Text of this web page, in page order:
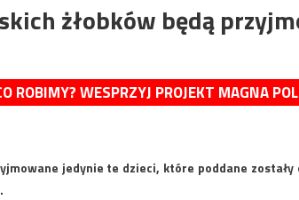
żłobków będą
ROBIMY? WESPRZYJ PROJEKT MAGNA
jedynie te dzieci, które poddane